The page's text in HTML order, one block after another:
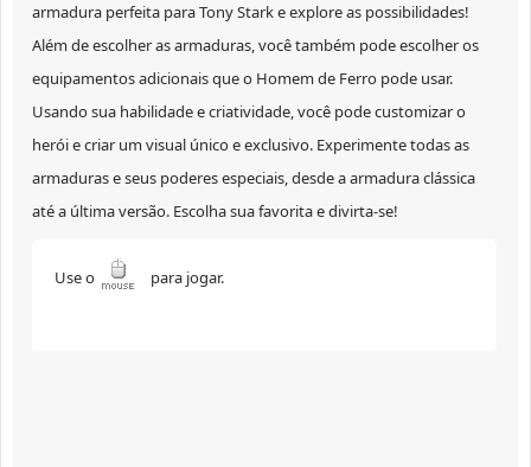
armadura perfeita para Tony Stark e explore as possibilidades!
Além de escolher as armaduras, você também pode escolher os
equipamentos adicionais que o Homem de Ferro pode usar.
Usando sua habilidade e criatividade, você pode customizar o
herói e criar um visual único e exclusivo. Experimente todas as
armaduras e seus poderes especiais, desde a armadura clássica
até a última versão. Escolha sua favorita e divirta-se!
Use o para jogar.